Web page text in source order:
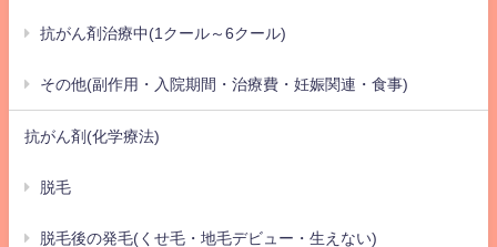
抗がん剤治療中(1クール～6クール)
その他(副作用・入院期間・治療費・妊娠関連・食事)
抗がん剤(化学療法)
脱毛
脱毛後の発毛(くせ毛・地毛デビュー・生えない)